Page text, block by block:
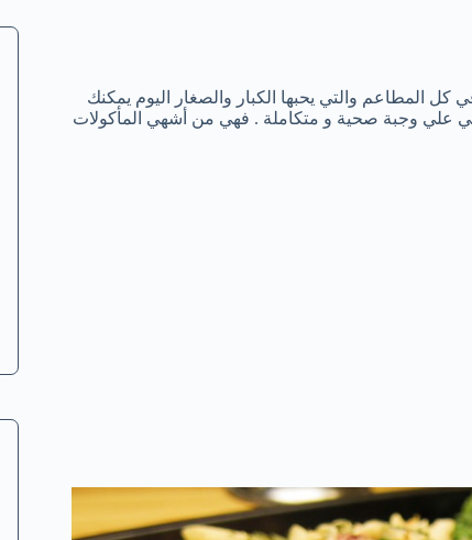
المطاعم والتي يحبها الكبار والصغار اليوم يمكنك
علي وجبة صحية و متكاملة . فهي من أشهي المأكولات